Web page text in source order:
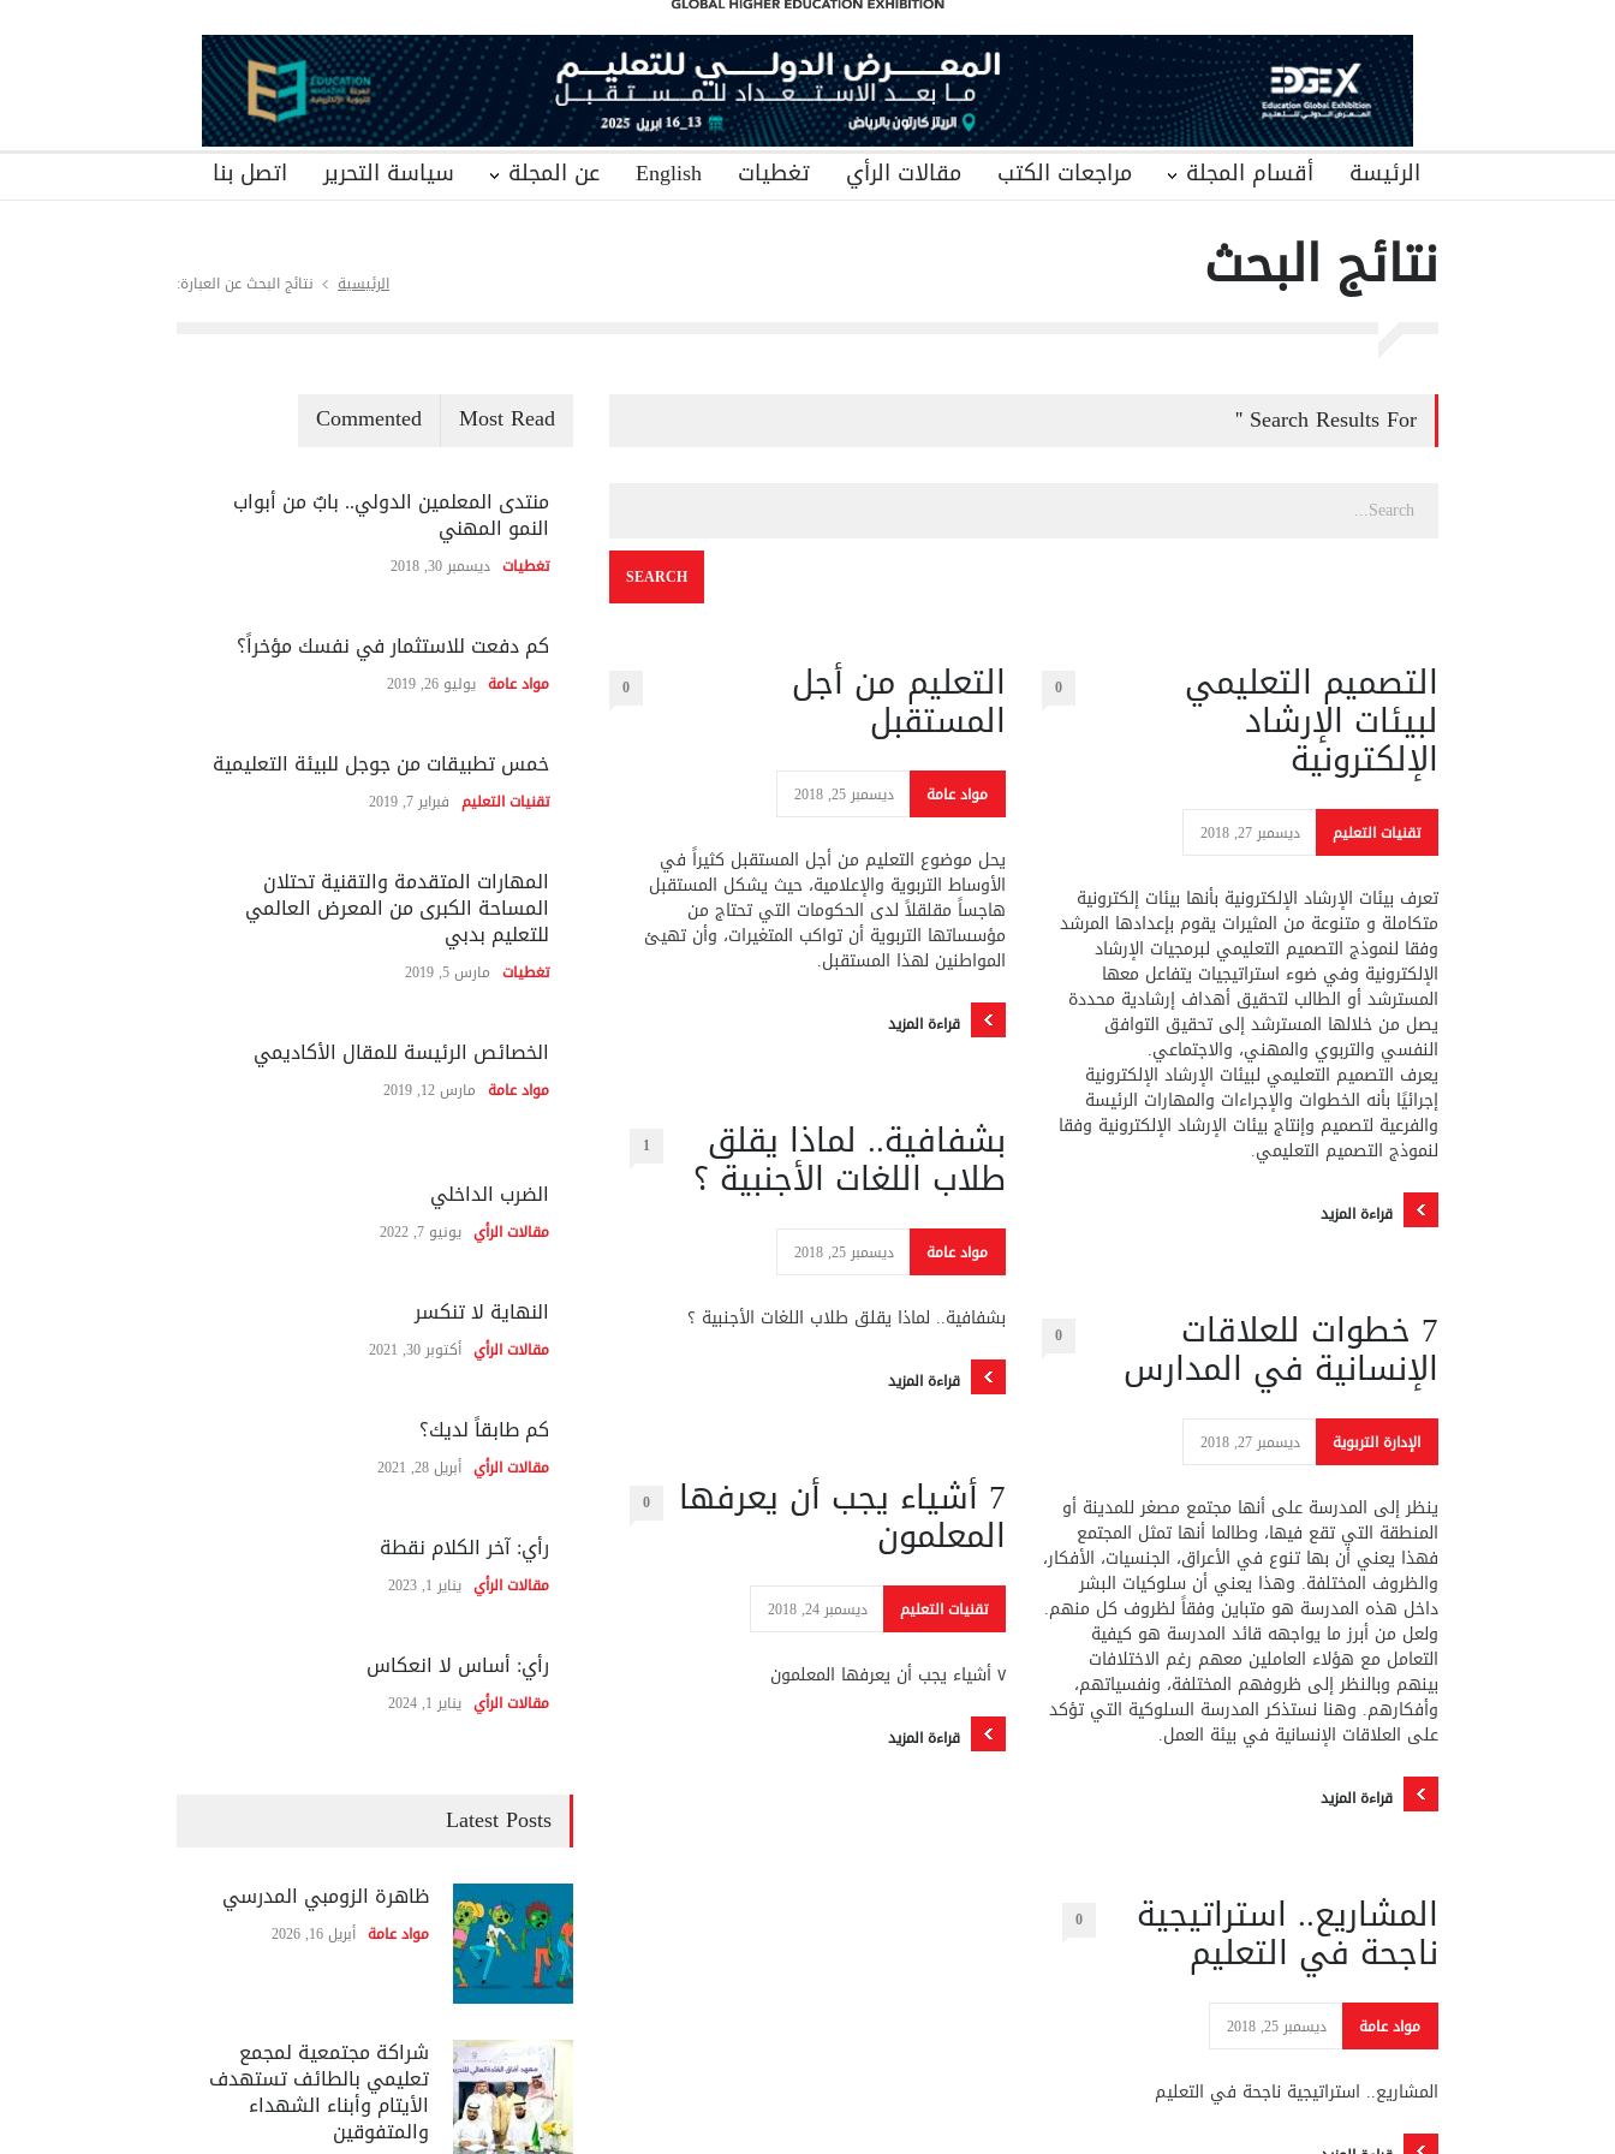
الرئيسة أقسام المجلة مراجعات الكتب مقالات الرأي تغطيات English عن المجلة سياسة التحرير اتصل بنا
نتائج البحث الرئيسية نتائج البحث عن العبارة:
Search Results For ''
التصميم التعليمي
لبيئات الإرشاد
الإلكترونية
0
تقنيات التعليم ديسمبر 27, 2018
تعرف بيئات الإرشاد الإلكترونية بأنها بيئات إلكترونية
متكاملة و متنوعة من المثيرات يقوم بإعدادها المرشد
وفقا لنموذج التصميم التعليمي لبرمجيات الإرشاد
الإلكترونية وفي ضوء استراتيجيات يتفاعل معها
المسترشد أو الطالب لتحقيق أهداف إرشادية محددة
يصل من خلالها المسترشد إلى تحقيق التوافق
النفسي والتربوي والمهني، والاجتماعي.
يعرف التصميم التعليمي لبيئات الإرشاد الإلكترونية
إجرائيًا بأنه الخطوات والإجراءات والمهارات الرئيسة
والفرعية لتصميم وإنتاج بيئات الإرشاد الإلكترونية وفقا
لنموذج التصميم التعليمي.
قراءة المزيد
7 خطوات للعلاقات
الإنسانية في المدارس
0
الإدارة التربوية ديسمبر 27, 2018
ينظر إلى المدرسة على أنها مجتمع مصغر للمدينة أو
المنطقة التي تقع فيها، وطالما أنها تمثل المجتمع
فهذا يعني أن بها تنوع في الأعراق، الجنسيات، الأفكار،
والظروف المختلفة. وهذا يعني أن سلوكيات البشر
داخل هذه المدرسة هو متباين وفقاً لظروف كل منهم.
ولعل من أبرز ما يواجهه قائد المدرسة هو كيفية
التعامل مع هؤلاء العاملين معهم رغم الاختلافات
بينهم وبالنظر إلى ظروفهم المختلفة، ونفسياتهم،
وأفكارهم. وهنا نستذكر المدرسة السلوكية التي تؤكد
على العلاقات الإنسانية في بيئة العمل.
قراءة المزيد
المشاريع.. استراتيجية
ناجحة في التعليم
0
مواد عامة ديسمبر 25, 2018
المشاريع.. استراتيجية ناجحة في التعليم
التعليم من أجل
المستقبل
0
مواد عامة ديسمبر 25, 2018
يحل موضوع التعليم من أجل المستقبل كثيراً في
الأوساط التربوية والإعلامية، حيث يشكل المستقبل
هاجساً مقلقلاً لدى الحكومات التي تحتاج من
مؤسساتها التربوية أن تواكب المتغيرات، وأن تهيئ
المواطنين لهذا المستقبل.
قراءة المزيد
بشفافية.. لماذا يقلق
طلاب اللغات الأجنبية ؟
1
مواد عامة ديسمبر 25, 2018
بشفافية.. لماذا يقلق طلاب اللغات الأجنبية ؟
قراءة المزيد
7 أشياء يجب أن يعرفها
المعلمون
0
تقنيات التعليم ديسمبر 24, 2018
٧ أشياء يجب أن يعرفها المعلمون
قراءة المزيد
Most Read
Commented
منتدى المعلمين الدولي.. بابٌ من أبواب
النمو المهني
تغطيات ديسمبر 30, 2018
كم دفعت للاستثمار في نفسك مؤخراً؟
مواد عامة يوليو 26, 2019
خمس تطبيقات من جوجل للبيئة التعليمية
تقنيات التعليم فبراير 7, 2019
المهارات المتقدمة والتقنية تحتلان
المساحة الكبرى من المعرض العالمي
للتعليم بدبي
تغطيات مارس 5, 2019
الخصائص الرئيسة للمقال الأكاديمي
مواد عامة مارس 12, 2019
الضرب الداخلي
مقالات الرأي يونيو 7, 2022
النهاية لا تنكسر
مقالات الرأي أكتوبر 30, 2021
كم طابقاً لديك؟
مقالات الرأي أبريل 28, 2021
رأي: آخر الكلام نقطة
مقالات الرأي يناير 1, 2023
رأي: أساس لا انعكاس
مقالات الرأي يناير 1, 2024
Latest Posts
ظاهرة الزومبي المدرسي
مواد عامة أبريل 16, 2026
شراكة مجتمعية لمجمع
تعليمي بالطائف تستهدف
الأيتام وأبناء الشهداء
والمتفوقين